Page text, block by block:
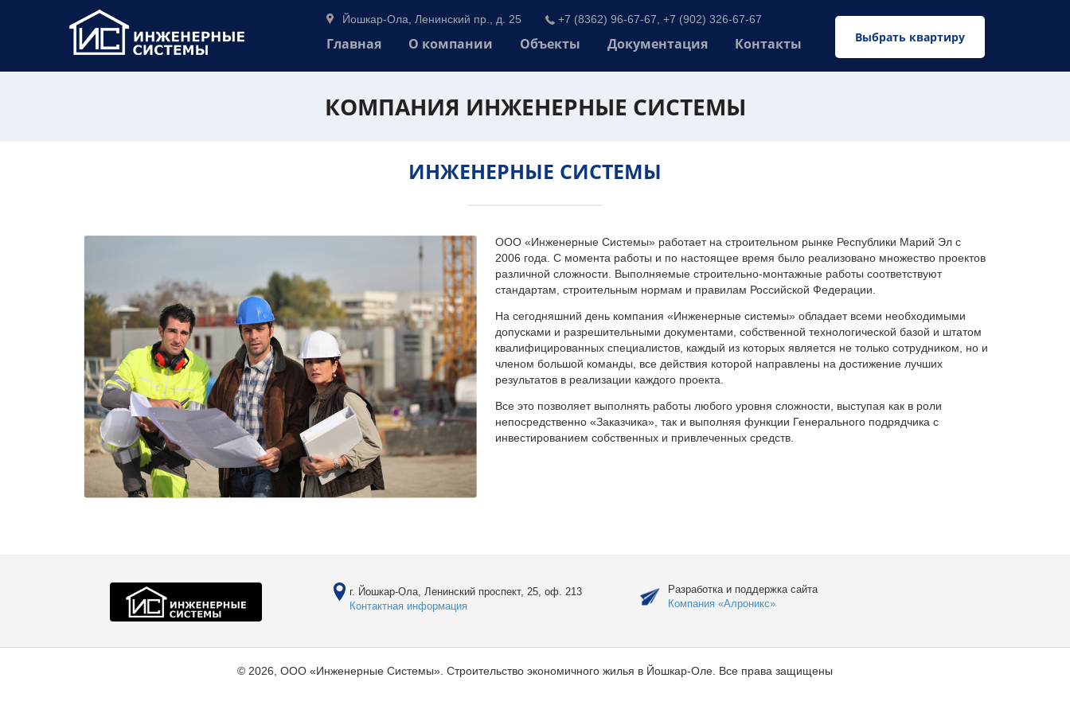
Выбрать квартиру
Йошкар-Ола, Ленинский пр., д. 25 +7 (8362) 96-67-67, +7 (902) 326-67-67
Главная О компании Объекты Документация Контакты
КОМПАНИЯ ИНЖЕНЕРНЫЕ СИСТЕМЫ
ИНЖЕНЕРНЫЕ СИСТЕМЫ
ООО «Инженерные Системы» работает на строительном рынке Республики Марий Эл с
2006 года. С момента работы и по настоящее время было реализовано множество проектов
различной сложности. Выполняемые строительно-монтажные работы соответствуют
стандартам, строительным нормам и правилам Российской Федерации.
На сегодняшний день компания «Инженерные системы» обладает всеми необходимыми
допусками и разрешительными документами, собственной технологической базой и штатом
квалифицированных специалистов, каждый из которых является не только сотрудником, но и
членом большой команды, все действия которой направлены на достижение лучших
результатов в реализации каждого проекта.
Все это позволяет выполнять работы любого уровня сложности, выступая как в роли
непосредственно «Заказчика», так и выполняя функции Генерального подрядчика с
инвестированием собственных и привлеченных средств.
г. Йошкар-Ола, Ленинский проспект, 25, оф. 213
Контактная информация
Разработка и поддержка сайта
Компания «Алроникс»
© 2026, ООО «Инженерные Системы». Строительство экономичного жилья в Йошкар-Оле. Все права защищены